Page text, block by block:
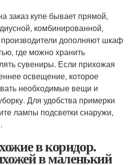
заказ купе бывает прямой,
комбинированной,
дополняют шкаф
где можно хранить
сувениры. Если прихожая
освещение, которое
необходимые вещи и
Для удобства примерки
лампы подсветки снаружи,
в коридор.
в маленький